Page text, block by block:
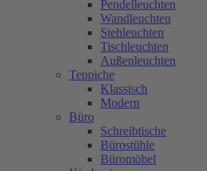
Pendelleuchten
Wandleuchten
Stehleuchten
Tischleuchten
Außenleuchten
Teppiche
Klassisch
Modern
Büro
Schreibtische
Bürostühle
Büromöbel